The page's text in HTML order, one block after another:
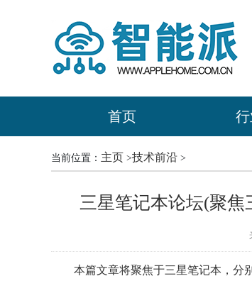
首页
当前位置： 主页 >技术前沿 >
三星笔记本论坛(聚
本篇文章将聚焦于三星笔记本，分